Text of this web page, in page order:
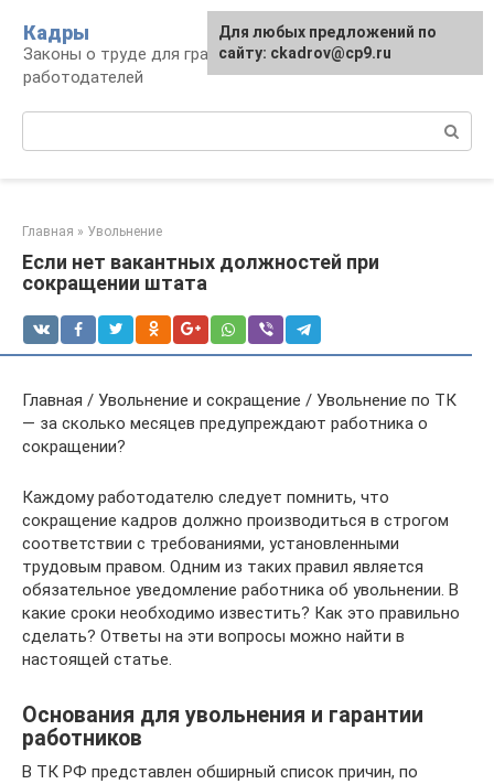
контенту
Кадры
Законы о труде для граждан и
работодателей
Главная » Увольнение
Если нет вакантных должностей при
сокращении штата
Главная / Увольнение и сокращение / Увольнение по ТК
— за сколько месяцев предупреждают работника о
сокращении?
Каждому работодателю следует помнить, что
сокращение кадров должно производиться в строгом
соответствии с требованиями, установленными
трудовым правом. Одним из таких правил является
обязательное уведомление работника об увольнении. В
какие сроки необходимо известить? Как это правильно
сделать? Ответы на эти вопросы можно найти в
настоящей статье.
Основания для увольнения и гарантии
работников
В ТК РФ представлен обширный список причин, по
Для любых предложений по
сайту: ckadrov@cp9.ru